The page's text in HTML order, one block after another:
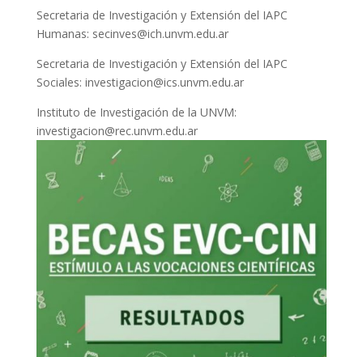
Secretaria de Investigación y Extensión del IAPC
Humanas: secinves@ich.unvm.edu.ar
Secretaria de Investigación y Extensión del IAPC
Sociales: investigacion@ics.unvm.edu.ar
Instituto de Investigación de la UNVM:
investigacion@rec.unvm.edu.ar